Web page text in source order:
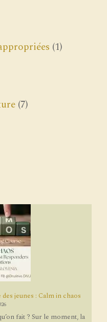
(1)
(7)
jeunes : Calm in chaos
fait ? Sur le moment, la